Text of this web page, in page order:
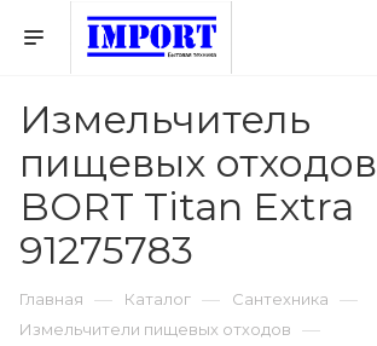
Измельчитель
пищевых отходов
BORT Titan Extra
91275783
Главная — Каталог — Сантехника —
Измельчители пищевых отходов —